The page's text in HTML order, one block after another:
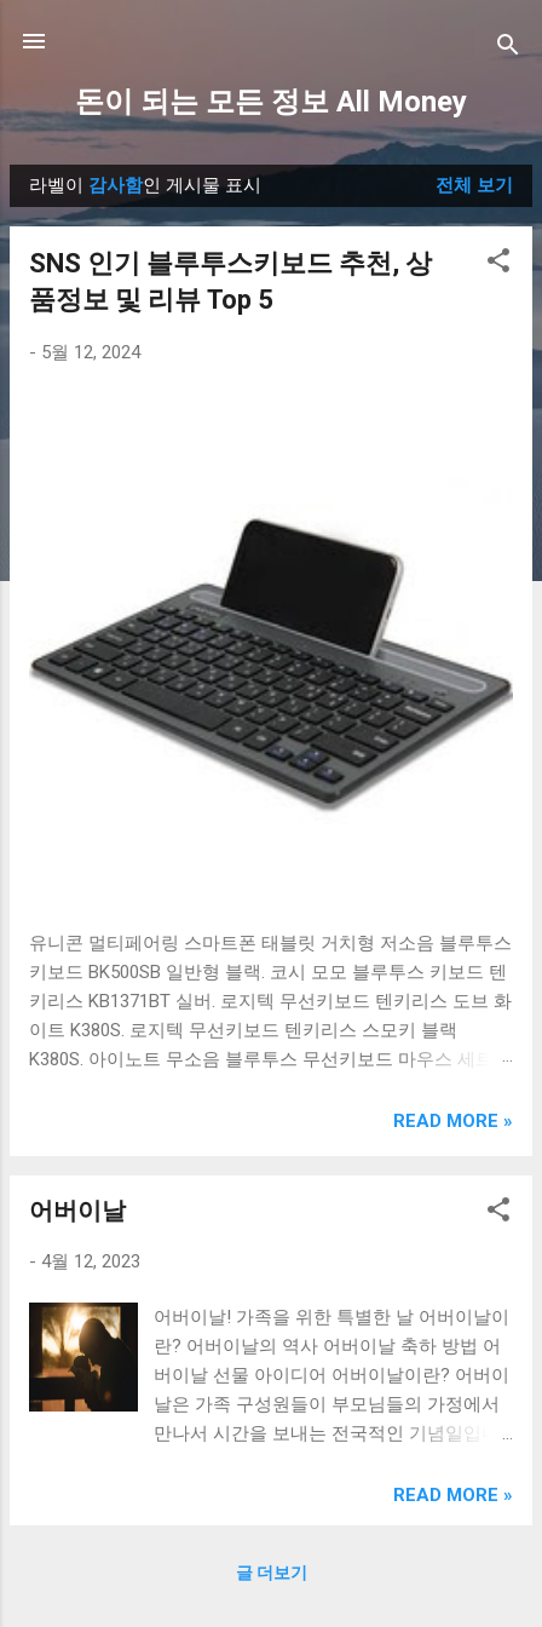
돈이 되는 모든 정보 All Money
글
라벨이 감사함인 게시물 표시 전체 보기
SNS 인기 블루투스키보드 추천, 상
품정보 및 리뷰 Top 5
- 5월 12, 2024
유니콘 멀티페어링 스마트폰 태블릿 거치형 저소음 블루투스
키보드 BK500SB 일반형 블랙. 코시 모모 블루투스 키보드 텐
키리스 KB1371BT 실버. 로지텍 무선키보드 텐키리스 도브 화
이트 K380S. 로지텍 무선키보드 텐키리스 스모키 블랙
K380S. 아이노트 무소음 블루투스 무선키보드 마우스 세트
OABTKBDA 퓨어 화이트. 코시 베이직 블루투스 키보드
랙. 큐센 멤브레인 무선 키보드 블랙 K1000 일반형 블루투스
다양한 할인 혜택과 빠른배송 혜택을 놓치지 않도록 먼저 확
도 많고, 가격도 다양해서 결정이 많이 어려우시죠? 특히 블
루투스키보드 같은 상품을 고를 때는 더 고민이 많을 수 밖에
없습니다. 다양한 상품들을 상세스펙 과 가격 을 꼼꼼히 비교
해서 구매하실 수 있도록 순위 추천 해드릴게요. 특가상품 보
러가기 추천상품 Best 유니콘 멀티페어링 스마트폰 태블릿
READ MORE »
어버이날
- 4월 12, 2023
어버이날! 가족을 위한 특별한 날 어버이날이
란? 어버이날의 역사 어버이날 축하 방법 어
버이날 선물 아이디어 어버이날이란? 어버이
날은 가족 구성원들이 부모님들의 가정에서
만나서 시간을 보내는 전국적인 기념일입니
에서 기념합니다. 어버이날의 역사 어버이날
가 어버이날을 제안하였고 이후 매년 5월 둘
READ MORE »
글 더보기